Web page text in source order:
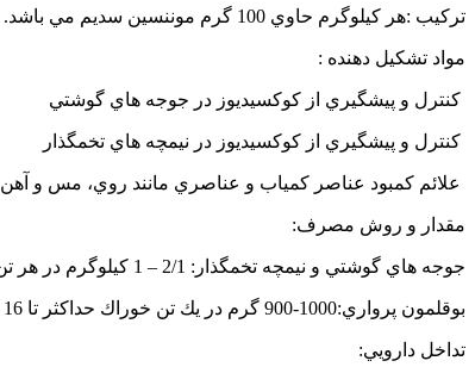
تركيب :هر كيلوگرم حاوي 100 گرم موننسين سديم مي باشد.
مواد تشكيل دهنده :
كنترل و پيشگيري از كوكسيديوز در جوجه هاي گوشتي
كنترل و پيشگيري از كوكسيديوز در نيمچه هاي تخمگذار
علائم كمبود عناصر كمياب و عناصري مانند روي، مس و آهن
مقدار و روش مصرف:
جوجه هاي گوشتي و نيمچه تخمگذار: 2/1 – 1 كيلوگرم در هر تن خوراك در جوجه هاي گوشتي تا سه روز قبل از كشتار و در نيمچه هاي تخمگذار حداكثر تا 16 هفتگي
بوقلمون پرواري:1000-900 گرم در يك تن خوراك حداكثر تا 16 هفتگي
تداخل دارويي: